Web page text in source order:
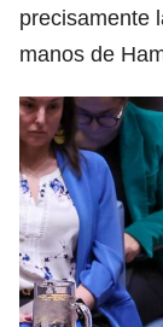
precisamente
manos de